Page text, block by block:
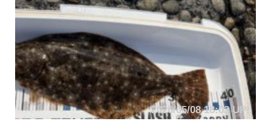
2026/05/08 18:03 UP!